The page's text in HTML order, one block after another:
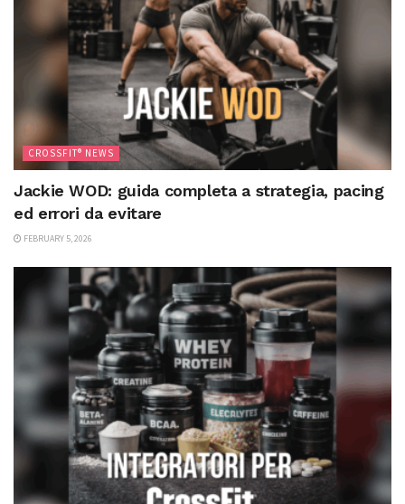
CROSSFIT® NEWS
Jackie WOD: guida completa a strategia, pacing
ed errori da evitare
FEBRUARY 5, 2026